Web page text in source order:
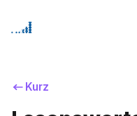
Home
Kurz